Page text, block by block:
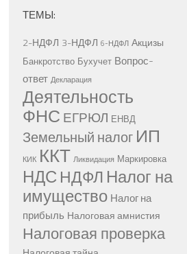
ТЕМЫ:
2-НДФЛ 3-НДФЛ 6-НДФЛ Акцизы
Банкротство Бухучет Вопрос-
ответ Декларация
Деятельность
ФНС ЕГРЮЛ ЕНВД
Земельный налог ИП
КИК ККТ Ликвидация Маркировка
НДС НДФЛ Налог на
имущество Налог на
прибыль Налоговая амнистия
Налоговая проверка